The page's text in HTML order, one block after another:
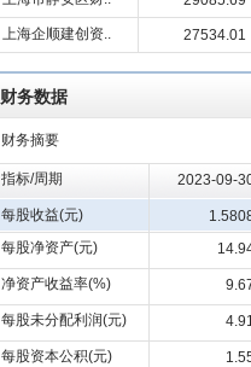
上海企顺建创资..
27534.01
财务数据
财务摘要
指标/周期 2023-09-
每股收益(元)
每股净资产(元)
净资产收益率(%)
每股未分配利润(元)
每股资本公积(元)